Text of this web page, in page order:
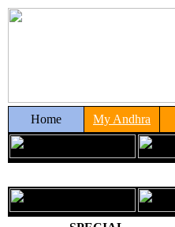
Home My Andhra